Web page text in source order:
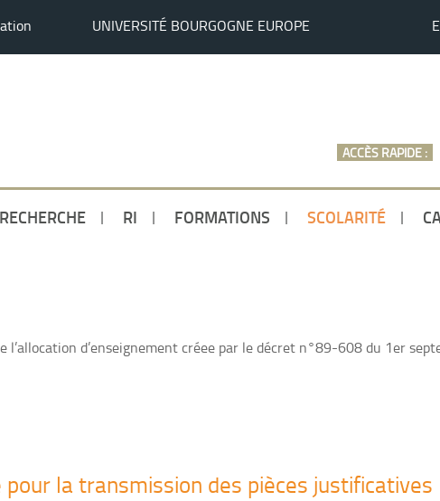
UNIVERSITÉ BOURGOGNE EUROPE
ACCÈS RAPIDE :
RECHERCHE RI FORMATIONS SCOLARITÉ
l’allocation d’enseignement créee par le décret n°89-608 du 1er
la transmission des pièces justificatives